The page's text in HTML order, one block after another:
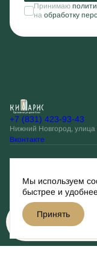
Принимаю
на обработку
+7 (831) 423-93-43
Нижний Новгород,
Вконтакте
Разработано
© Кипарис, 2026
Оставить заявку
Мы используем
быстрее и
Принять